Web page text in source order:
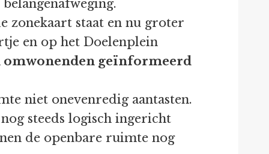
zonekaart staat en nu groter
en op het Doelenplein
omwonenden geïnformeerd
niet onevenredig aantasten.
steeds logisch ingericht
de openbare ruimte nog